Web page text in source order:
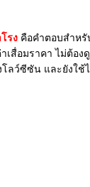
รง คือคำตอบสำหรั
สื่อมราคา ไม่ต้อง
โลว์ซีซัน และยังใ